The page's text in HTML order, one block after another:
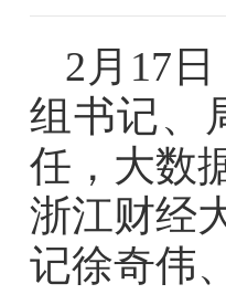
2月17
组书记、
任，大数
浙江财经
记徐奇伟